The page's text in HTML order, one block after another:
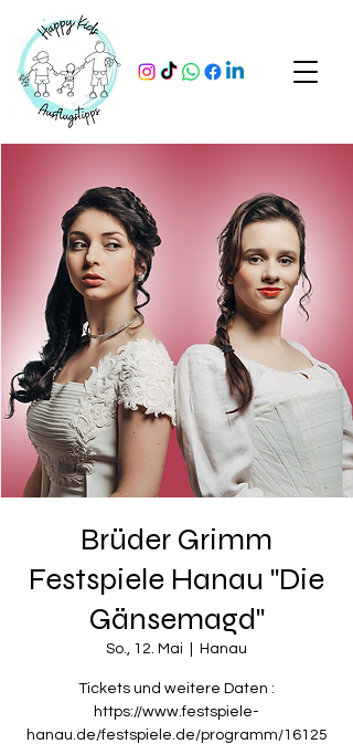
Brüder Grimm
Festspiele Hanau "Die
Gänsemagd"
So., 12. Mai Hanau
Tickets und weitere Daten :
https://www.festspiele-
hanau.de/festspiele.de/programm/16125